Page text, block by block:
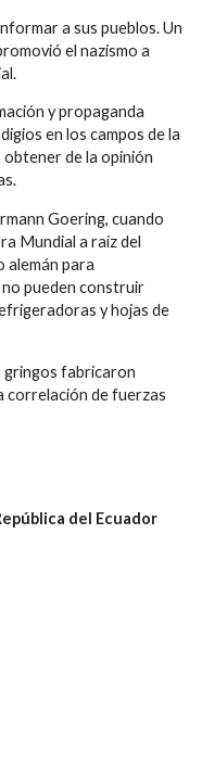
a sus pueblos. Un
el nazismo a
y propaganda
en los campos de la
de la opinión
Goering, cuando
Mundial a raíz del
alemán para
pueden construir
y hojas de
gringos fabricaron
correlación de fuerzas
del Ecuador